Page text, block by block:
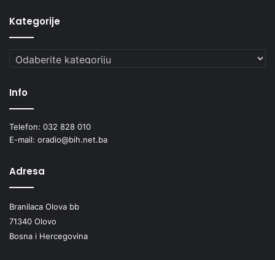
Kategorije
Kategorije
Info
Telefon: 032 828 010
E-mail: oradio@bih.net.ba
Adresa
Branilaca Olova bb
71340 Olovo
Bosna i Hercegovina